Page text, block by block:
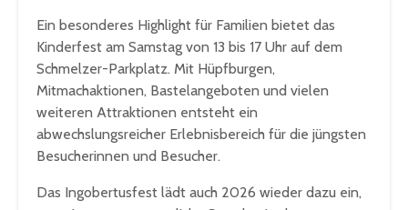
Ein besonderes Highlight für Familien bietet das
Kinderfest am Samstag von 13 bis 17 Uhr auf dem
Schmelzer-Parkplatz. Mit Hüpfburgen,
Mitmachaktionen, Bastelangeboten und vielen
weiteren Attraktionen entsteht ein
abwechslungsreicher Erlebnisbereich für die jüngsten
Besucherinnen und Besucher.
Das Ingobertusfest lädt auch 2026 wieder dazu ein,